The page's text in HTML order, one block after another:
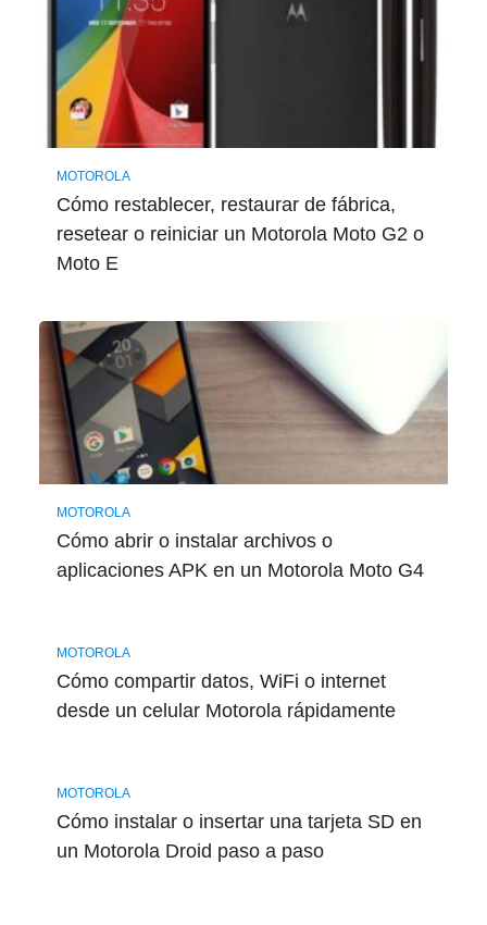
MOTOROLA
Cómo restablecer, restaurar de fábrica,
resetear o reiniciar un Motorola Moto G2 o
Moto E
MOTOROLA
Cómo abrir o instalar archivos o
aplicaciones APK en un Motorola Moto G4
MOTOROLA
Cómo compartir datos, WiFi o internet
desde un celular Motorola rápidamente
MOTOROLA
Cómo instalar o insertar una tarjeta SD en
un Motorola Droid paso a paso